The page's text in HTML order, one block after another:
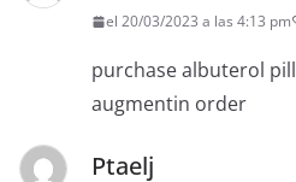
el 20/03/2023 a las 4:13 pm
purchase albuterol pill
augmentin order
Ptaelj